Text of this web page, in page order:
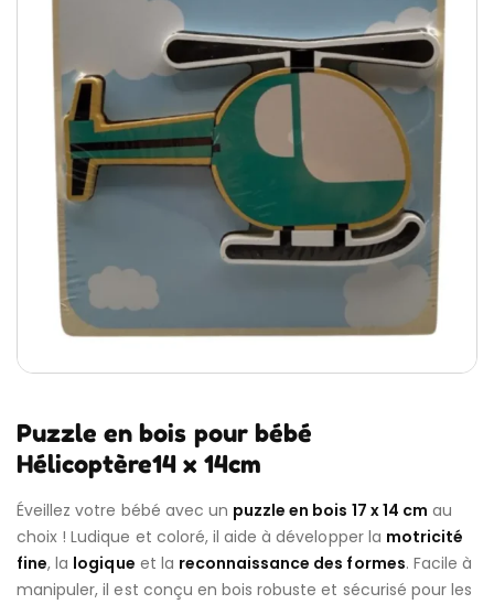
Puzzle en bois pour bébé
Hélicoptère14 x 14cm
Éveillez votre bébé avec un puzzle en bois 17 x 14 cm au
choix ! Ludique et coloré, il aide à développer la motricité
fine, la logique et la reconnaissance des formes. Facile à
manipuler, il est conçu en bois robuste et sécurisé pour les